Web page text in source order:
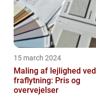
15 march 2024
Maling af lejlighed ved
fraflytning: Pris og
overvejelser